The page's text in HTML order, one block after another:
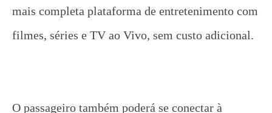
mais completa plataforma de entretenimento com
filmes, séries e TV ao Vivo, sem custo adicional.
O passageiro também poderá se conectar à